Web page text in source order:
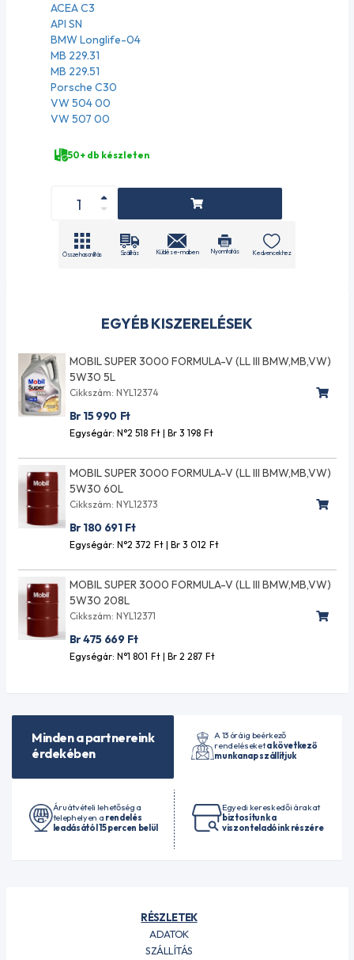
EGYÉB KISZERELÉSEK
MOBIL SUPER 3000 FORMULA-V (LL III BMW,MB,VW)
5W30 5L
Cikkszám: NYL12374
Br 15 990 Ft
Egységár: N°2 518 Ft| Br 3 198 Ft
MOBIL SUPER 3000 FORMULA-V (LL III BMW,MB,VW)
5W30 60L
Cikkszám: NYL12373
Br 180 691 Ft
Egységár: N°2 372 Ft| Br 3 012 Ft
MOBIL SUPER 3000 FORMULA-V (LL III BMW,MB,VW)
5W30 208L
Cikkszám: NYL12371
Br 475 669 Ft
Egységár: N°1 801 Ft| Br 2 287 Ft
ACEA C3
API SN
BMW Longlife-04
MB 229.31
MB 229.51
Porsche C30
VW 504 00
VW 507 00
50+ db készleten
Összehasonlítás Szállítás Küldés e-mailben Nyomtatás Kedvencekhez
Minden a partnereink
érdekében
A 13 óráig beérkező
rendeléseketa következő
munkanap szállítjuk
Áruátvételi lehetőség a
telephelyen a rendelés
leadásától 15 percen belül
Egyedi kereskedői árakat
biztosítunk a
viszonteladóink részére
RÉSZLETEK
ADATOK
SZÁLLÍTÁS